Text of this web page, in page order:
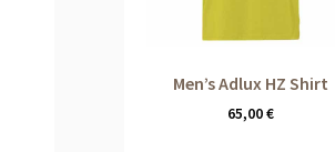
Men’s Adlux HZ Shirt
65,00€